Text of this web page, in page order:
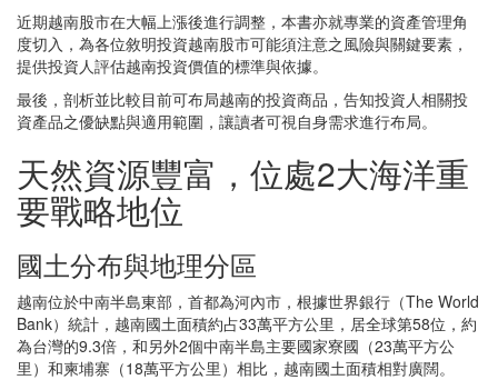
近期越南股市在大幅上漲後進行調整，本書亦就專業的資產管理角
度切入，為各位敘明投資越南股市可能須注意之風險與關鍵要素，
提供投資人評估越南投資價值的標準與依據。
最後，剖析並比較目前可布局越南的投資商品，告知投資人相關投
資產品之優缺點與適用範圍，讓讀者可視自身需求進行布局。
天然資源豐富，位處2大海洋重
要戰略地位
國土分布與地理分區
越南位於中南半島東部，首都為河內市，根據世界銀行（The World
Bank）統計，越南國土面積約占33萬平方公里，居全球第58位，約
為台灣的9.3倍，和另外2個中南半島主要國家寮國（23萬平方公
里）和柬埔寨（18萬平方公里）相比，越南國土面積相對廣闊。